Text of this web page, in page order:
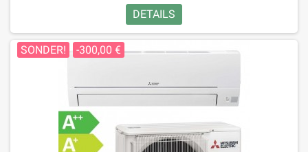
DETAILS
SONDER! -300,00 €